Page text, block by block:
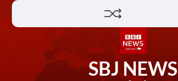
Skip
SBJ NEWS